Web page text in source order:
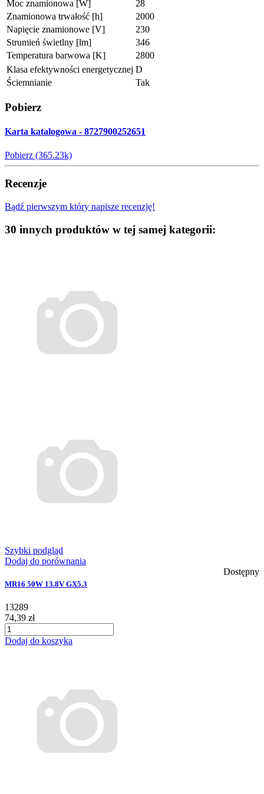
Moc znamionowa [W]
28
Znamionowa trwałość [h]
2000
Napięcie znamionowe [V]
230
Strumień świetlny [lm]
346
Temperatura barwowa [K]
2800
Klasa efektywności energetycznej D
Ściemnianie
Tak
Pobierz
Karta katalogowa - 8727900252651
Pobierz (365.23k)
Recenzje
Bądź pierwszym który napisze recenzję!
30 innych produktów w tej samej kategorii:
Szybki podgląd
Dodaj do porównania
Dostępny
MR16 50W 13.8V GX5.3
13289
74,39 zł
Dodaj do koszyka